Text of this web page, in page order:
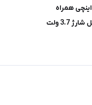
راحتی در بازار قابل پیدا کردن است و ساعت‌ها شما را سرگرم می‌کند.طراحی مشابه دسته بازی پلی استیشن: طراحی کنسول الهام گرفته از دسته بازی پلی استیشن است که با یک مانیتور 3 اینچی همراه
است.امکان اتصال به تلویزیون: با استفاده از کابل AVI موجود در جعبه، می‌توانید کنسول را به تلویزیون متصل کنید و بازی‌ها را روی صفحه بزرگتر تجربه کنید.قابلیت شارژ مجدد: باتری قابل شارژ 3.7 ولت